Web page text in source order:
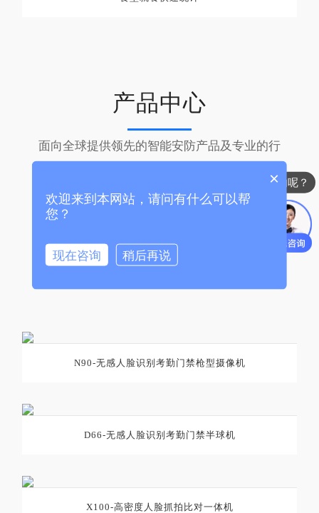
产品中心
面向全球提供领先的智能安防产品及专业的行
N90-无感人脸识别考勤门禁枪型摄像机
D66-无感人脸识别考勤门禁半球机
X100-高密度人脸抓拍比对一体机
你们是怎么收费的呢？
×
欢迎来到本网站，请问有什么可以帮
您？
现在咨询 稍后再说